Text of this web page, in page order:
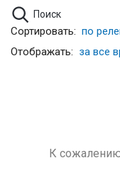
Поиск
Сортировать: по
Отображать: за все
К